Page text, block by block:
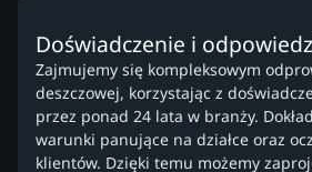
Doświadczenie i
Zajmujemy się kompleksowym
deszczowej, korzystając z
przez ponad 24 lata w branży.
warunki panujące na działce oraz
klientów. Dzięki temu możemy